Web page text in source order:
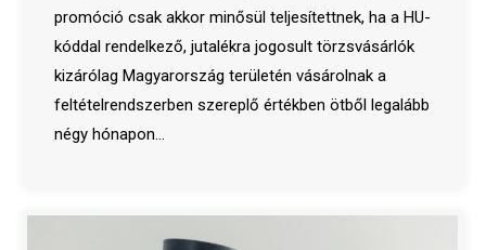
promóció csak akkor minősül teljesítettnek, ha a HU-
kóddal rendelkező, jutalékra jogosult törzsvásárlók
kizárólag Magyarország területén vásárolnak a
feltételrendszerben szereplő értékben ötből legalább
négy hónapon…